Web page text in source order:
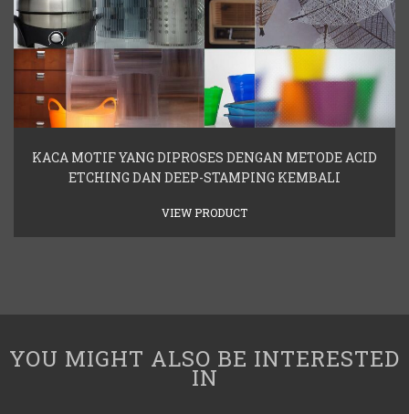
KACA MOTIF YANG DIPROSES DENGAN METODE ACID
ETCHING DAN DEEP-STAMPING KEMBALI
VIEW PRODUCT
YOU MIGHT ALSO BE INTERESTED
IN